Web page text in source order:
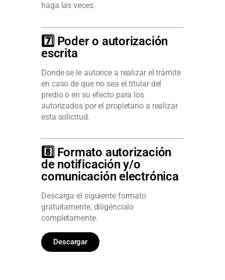
haga las veces.
7️⃣ Poder o autorización
escrita
Donde se le autorice a realizar el trámite
en caso de que no sea el titular del
predio o en su efecto para los
autorizados por el propietario a realizar
esta solicitud.
8️⃣ Formato autorización
de notificación y/o
comunicación electrónica
Descarga el siguiente formato
gratuitamente, diligéncialo
completamente.
Descargar